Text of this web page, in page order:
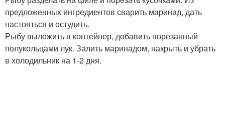
предложенных ингредиентов сварить маринад, дать
настояться и остудить.
Рыбу выложить в контейнер, добавить порезанный
полукольцами лук. Залить маринадом, накрыть и убрать
в холодильник на 1-2 дня.